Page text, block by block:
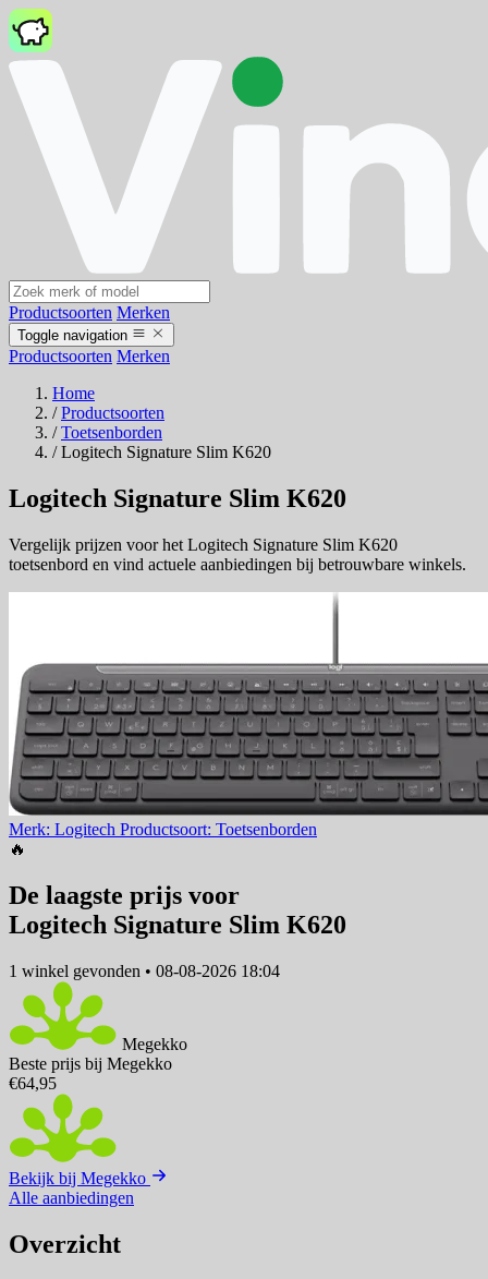
Productsoorten Merken
Toggle navigation
Productsoorten Merken
Home
/ Productsoorten
/ Toetsenborden
/ Logitech Signature Slim K620
Logitech Signature Slim K620
Vergelijk prijzen voor het Logitech Signature Slim K620
toetsenbord en vind actuele aanbiedingen bij betrouwbare winkels.
Merk: Logitech Productsoort: Toetsenborden
🔥
De laagste prijs voor
Logitech Signature Slim K620
1 winkel gevonden • 08-08-2026 18:04
Megekko
Beste prijs bij Megekko
€64,95
Bekijk bij Megekko
Alle aanbiedingen
Overzicht